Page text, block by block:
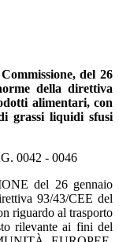
del 26
della direttiva
alimentari, con
grassi liquidi sfusi
0042 - 0046
del 26 gennaio
93/43/CEE del
riguardo al trasporto
rilevante ai fini del